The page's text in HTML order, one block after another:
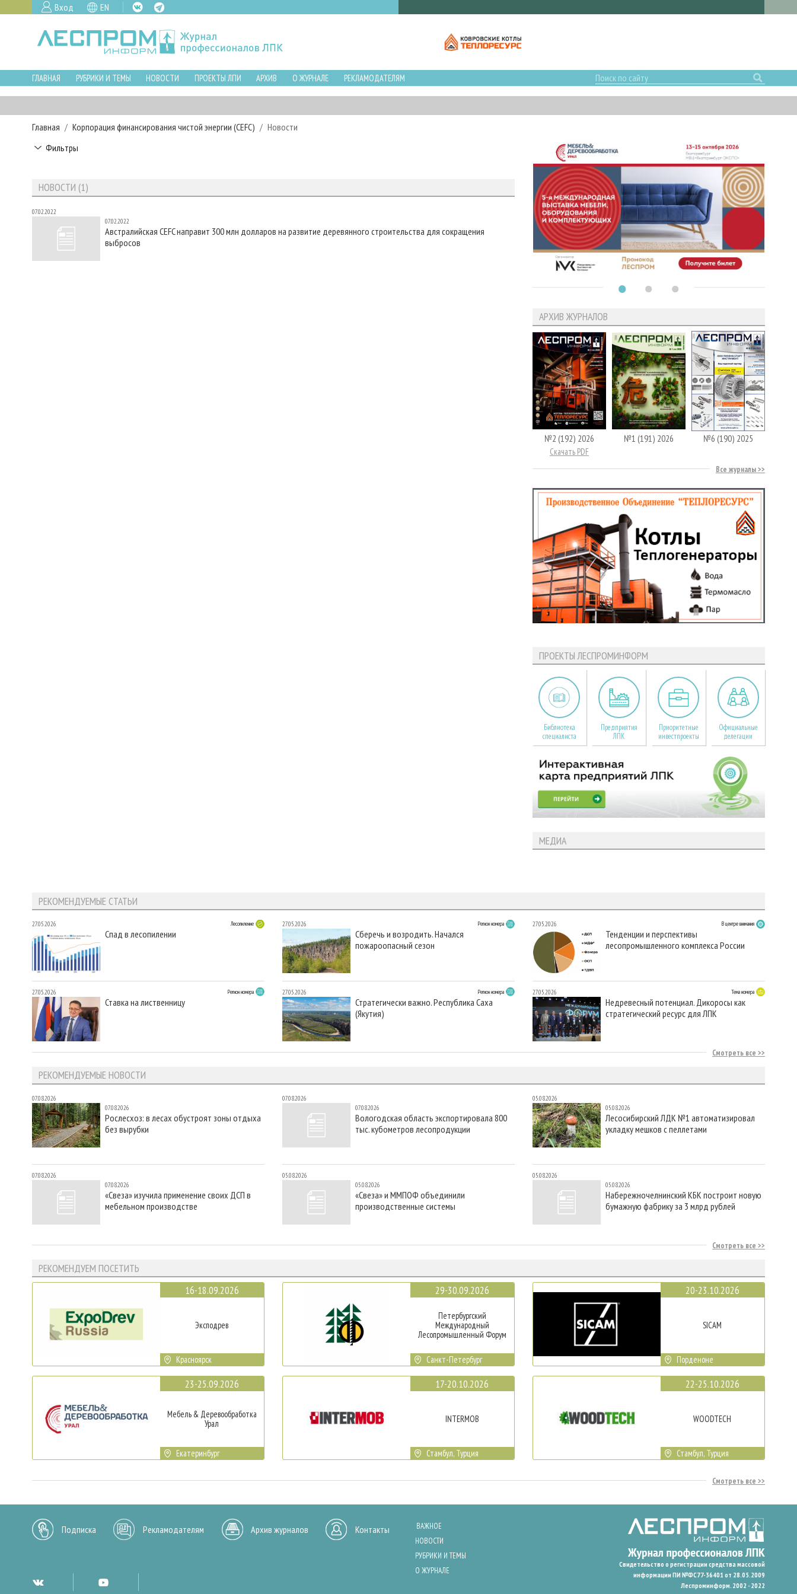
Вход EN
ГЛАВНАЯ РУБРИКИ И ТЕМЫ НОВОСТИ ПРОЕКТЫ ЛПИ АРХИВ О ЖУРНАЛЕ РЕКЛАМОДАТЕЛЯМ
Главная Корпорация финансирования чистой энергии (CEFC)
Новости
Фильтры
НОВОСТИ (1)
07.02.2022
07.02.2022
Австралийская CEFC направит 300 млн долларов на развитие деревянного строительства для сокращения
выбросов
АРХИВ ЖУРНАЛОВ
№2 (192) 2026
Скачать PDF
№1 (191) 2026 №6 (190) 2025
Все журналы
ПРОЕКТЫ ЛЕСПРОМИНФОРМ
Библиотека
специалиста
Предприятия
ЛПК
Приоритетные
инвестпроекты
Официальные
делегации
МЕДИА
РЕКОМЕНДУЕМЫЕ СТАТЬИ
27.05.2026 Лесопиление
Спад в лесопилении
27.05.2026 Регион номера
Ставка на лиственницу
27.05.2026 Регион номера
Сберечь и возродить. Начался
пожароопасный сезон
27.05.2026 Регион номера
Стратегически важно. Республика Саха
(Якутия)
27.05.2026 В центре внимания
Тенденции и перспективы
лесопромышленного комплекса России
27.05.2026 Тема номера
Недревесный потенциал. Дикоросы как
стратегический ресурс для ЛПК
Смотреть все
РЕКОМЕНДУЕМЫЕ НОВОСТИ
07.08.2026
07.08.2026
Рослесхоз: в лесах обустроят зоны отдыха
без вырубки
07.08.2026
07.08.2026
«Свеза» изучила применение своих ДСП в
мебельном производстве
07.08.2026
07.08.2026
Вологодская область экспортировала 800
тыс. кубометров лесопродукции
05.08.2026
05.08.2026
«Свеза» и ММПОФ объединили
производственные системы
05.08.2026
05.08.2026
Лесосибирский ЛДК №1 автоматизировал
укладку мешков с пеллетами
05.08.2026
05.08.2026
Набережночелнинский КБК построит новую
бумажную фабрику за 3 млрд рублей
Смотреть все
РЕКОМЕНДУЕМ ПОСЕТИТЬ
16-18.09.2026
Эксподрев
Красноярск
23-25.09.2026
Мебель & Деревообработка
Урал
Екатеринбург
29-30.09.2026
Петербургский
Международный
Лесопромышленный Форум
Санкт-Петербург
17-20.10.2026
INTERMOB
Стамбул, Турция
20-23.10.2026
SICAM
Порденоне
22-25.10.2026
WOODTECH
Стамбул, Турция
Смотреть все
Подписка Рекламодателям Архив журналов Контакты
ВАЖНОЕ
НОВОСТИ
РУБРИКИ И ТЕМЫ
О ЖУРНАЛЕ
Свидетельство о регистрации средства массовой
информации ПИ №ФС77-36401 от 28.05.2009
Леспроминформ. 2002 - 2022